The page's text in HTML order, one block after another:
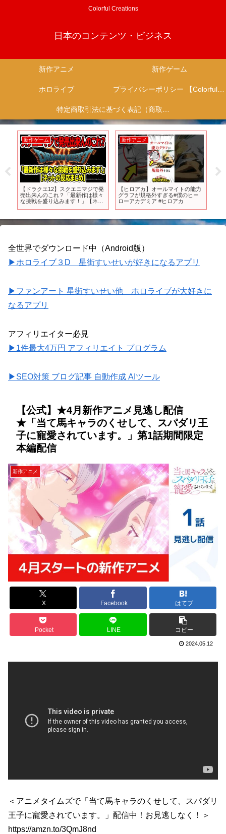
Colorful Creations
日本のコンテンツ・ビジネス
新作アニメ 新作ゲーム
ホロライブ プライバシーポリシー 【Colorful Creation】
特定商取引法に基づく表記（商取引に関する開示）
新作ゲーム
【ドラクエ12】スクエニマジで発
売出来んのこれ？「最新作は様々
な挑戦を盛り込みます！」【ネッ
新作アニメ
【ヒロアカ】オールマイトの能力
グラフが規格外すぎる#僕のヒー
ローアカデミア #ヒロアカ
全世界でダウンロード中（Android版）
▶ホロライブ３D 星街すいせいが好きになるアプリ
▶ファンアート 星街すいせい他 ホロライブが大好きに
なるアプリ
アフィリエイター必見
▶1件最大4万円 アフィリエイト プログラム
▶SEO対策 ブログ記事 自動作成 AIツール
【公式】★4月新作アニメ見逃し配信
★「当て馬キャラのくせして、スパダリ王
子に寵愛されています。」第1話期間限定
本編配信
新作アニメ
X Facebook はてブ
Pocket LINE コピー
2024.05.12
＜アニメタイムズで「当て馬キャラのくせして、スパダリ
王子に寵愛されています。」配信中！お見逃しなく！＞
https://amzn.to/3QmJ8nd